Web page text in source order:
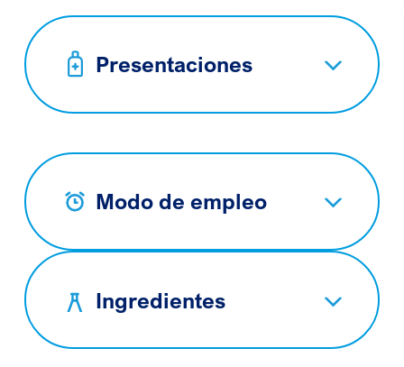
Presentaciones
Modo de empleo
Ingredientes